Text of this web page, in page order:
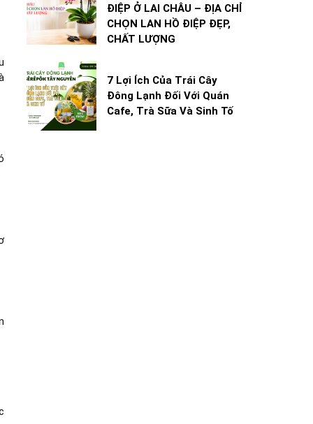
ĐIỆP Ở LAI CHÂU – ĐỊA CHỈ
CHỌN LAN HỒ ĐIỆP ĐẸP,
CHẤT LƯỢNG
7 Lợi Ích Của Trái Cây
Đông Lạnh Đối Với Quán
Cafe, Trà Sữa Và Sinh Tố